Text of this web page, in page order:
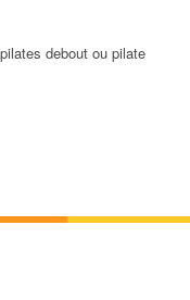
debout ou pilate